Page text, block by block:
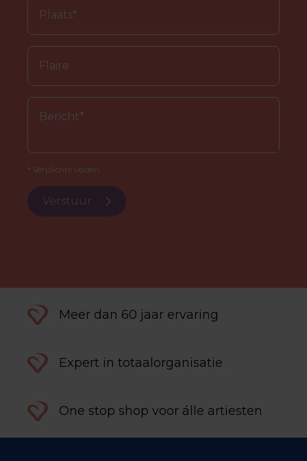
* Verplichte velden.
Verstuur
Meer dan 60 jaar ervaring
Expert in totaalorganisatie
One stop shop voor álle artiesten